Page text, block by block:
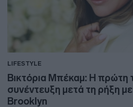
LIFESTYLE
Βικτόρια Μπέκαμ: Η πρώτη
συνέντευξη μετά τη ρήξη με
Brooklyn